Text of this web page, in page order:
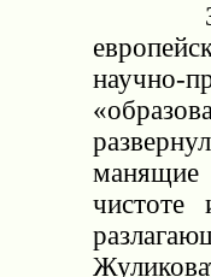
научно-
чистоте